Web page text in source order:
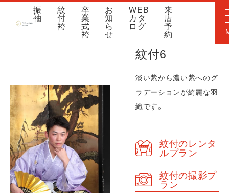
振
袖
紋
付
袴
卒
業
式
袴
お
知
ら
せ
WEB
カタ
ログ
来
店
予
約
紋付6
淡い紫から濃い紫へのグ
ラデーションが綺麗な羽
織です。
紋付のレンタ
ルプラン
紋付の撮影プ
ラン